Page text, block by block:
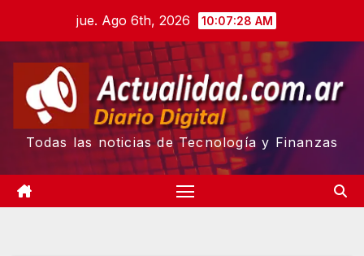
content
jue. Ago 6th, 2026 10:07:29 AM
Todas las noticias de Tecnología y Finanzas